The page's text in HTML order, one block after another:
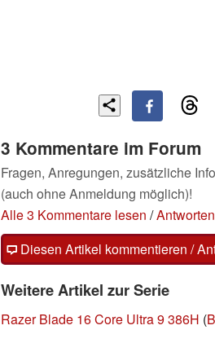
3 Kommentare im Forum
Fragen, Anregungen, zusätzliche
(auch ohne Anmeldung möglich)!
Alle 3 Kommentare lesen /Antworten
Diesen Artikel kommentieren /
Weitere Artikel zur Serie
Razer Blade 16 Core Ultra 9 386H (